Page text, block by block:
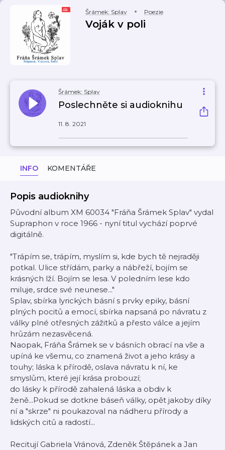
Šrámek: Splav Poezie
Voják v poli
Šrámek: Splav
Poslechněte si audioknihu
11. 8. 2021
INFO KOMENTÁŘE
Popis audioknihy
Původní album XM 60034 "Fráňa Šrámek Splav" vydal
Supraphon v roce 1966 - nyní titul vychází poprvé
digitálně.
"Trápím se, trápím, myslím si, kde bych tě nejraději
potkal. Ulice střídám, parky a nábřeží, bojím se
krásných lží. Bojím se lesa. V poledním lese kdo
miluje, srdce své neunese..."
Splav, sbírka lyrických básní s prvky epiky, básní
plných pocitů a emocí, sbírka napsaná po návratu z
války plné otřesných zážitků a přesto válce a jejím
hrůzám nezasvěcená.
Naopak, Fráňa Šrámek se v básních obrací na vše a
upíná ke všemu, co znamená život a jeho krásy a
touhy; láska k přírodě, oslava návratu k ní, ke
smyslům, které její krása probouzí;
do lásky k přírodě zahalená láska a obdiv k
ženě...Pokud se dotkne báseň války, opět jakoby díky
ní a "skrze" ni poukazoval na nádheru přírody a
lidských citů a radostí...
Recitují Gabriela Vránová, Zdeněk Štěpánek a Jan